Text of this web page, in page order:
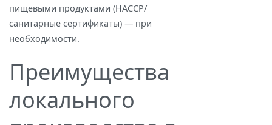
пищевыми продуктами (HACCP/
санитарные сертификаты) — при
необходимости.
Преимущества
локального